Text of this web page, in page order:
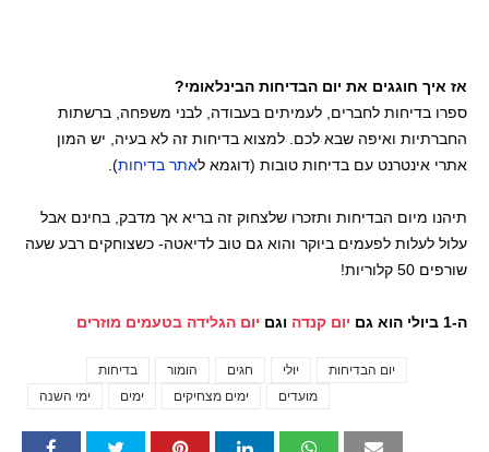
אז איך חוגגים את יום הבדיחות הבינלאומי?
ספרו בדיחות לחברים, לעמיתים בעבודה, לבני משפחה, ברשתות
החברתיות ואיפה שבא לכם. למצוא בדיחות זה לא בעיה, יש המון
אתרי אינטרנט עם בדיחות טובות (דוגמא לאתר בדיחות).
תיהנו מיום הבדיחות ותזכרו שלצחוק זה בריא אך מדבק, בחינם אבל
עלול לעלות לפעמים ביוקר והוא גם טוב לדיאטה- כשצוחקים רבע שעה
שורפים 50 קלוריות!
ה-1 ביולי הוא גם יום קנדה וגם יום הגלידה בטעמים מוזרים
בדיחות הומור חגים יולי
יום הבדיחות
ימי השנה
ימים ימים מצחיקים מועדים